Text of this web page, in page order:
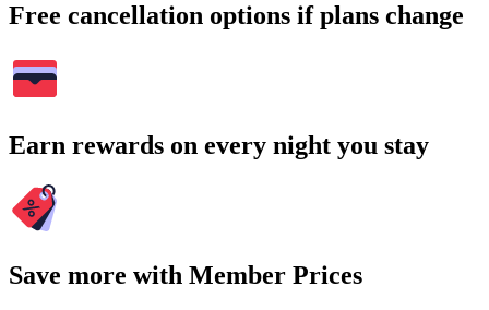
Free cancellation options if plans change
Earn rewards on every night you stay
Save more with Member Prices